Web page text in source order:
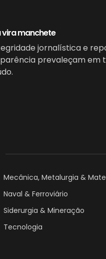
vira manchete
jornalística e
prevaleçam em
Mecânica, Metalurgia &
Naval & Ferroviário
Siderurgia & Mineração
Tecnologia